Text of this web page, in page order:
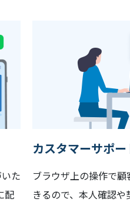
た
配
カスタマーサポー
ブラウザ上の操作で
きるので、本人確認